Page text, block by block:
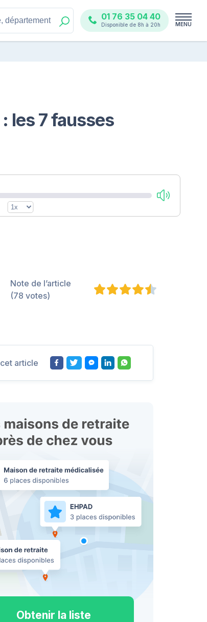
01 76 35 04 40
Disponible de 8h à 20h MENU
les 7 fausses
Note de l’article
(78 votes)
article
Obtenir la liste